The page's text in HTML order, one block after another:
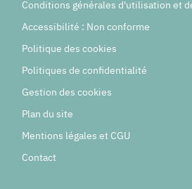
Conditions générales d'utilisation et
Accessibilité : Non conforme
Politique des cookies
Politiques de confidentialité
Gestion des cookies
Plan du site
Mentions légales et CGU
Contact